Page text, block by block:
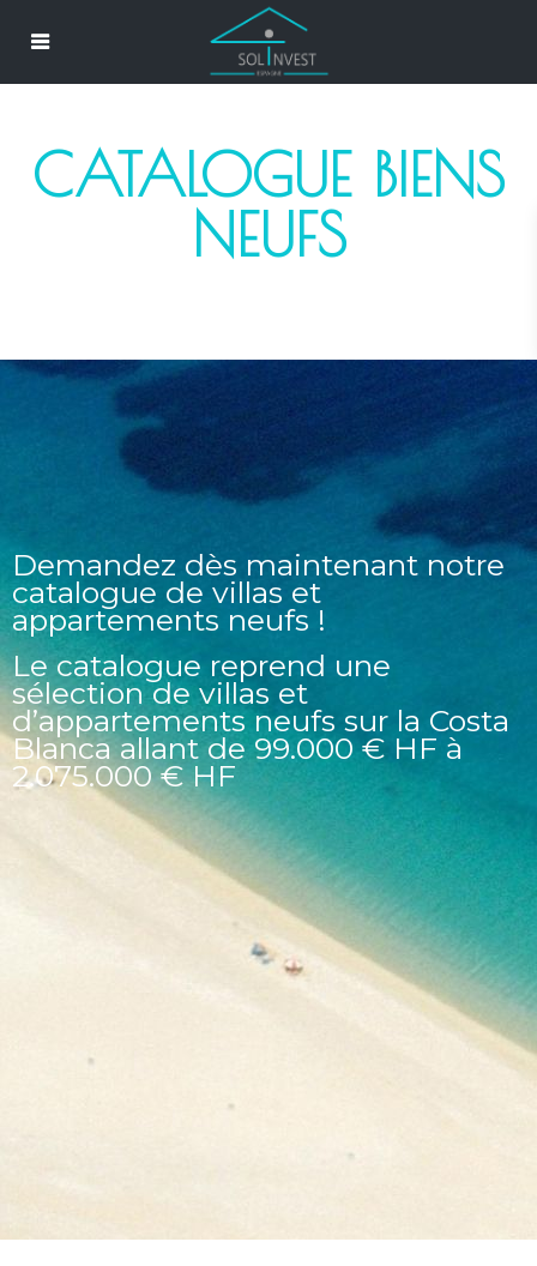
CATALOGUE BIENS
NEUFS
Demandez dès maintenant notre
catalogue de villas et
appartements neufs !
Le catalogue reprend une
sélection de villas et
d’appartements neufs sur la Costa
Blanca allant de 99.000 € HF à
2.075.000 € HF